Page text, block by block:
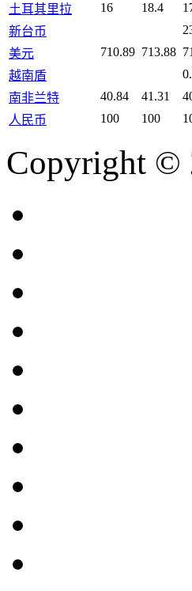
土耳其里拉
16 18.4
新台币
美元
710.89 713.88
越南盾
南非兰特
40.84 41.31
人民币
100 100
Copyright ©